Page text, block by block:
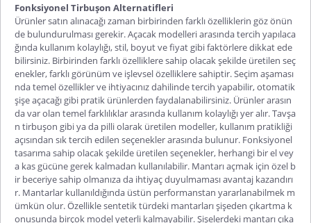
Fonksiyonel Tirbuşon Alternatifleri
Ürünler satın alınacağı zaman birbirinden farklı özelliklerin göz önün
de bulundurulması gerekir.Açacak modelleriarasında tercih yapılaca
ğında kullanım kolaylığı, stil, boyut ve fiyat gibi faktörlere dikkat ede
bilirsiniz. Birbirinden farklı özelliklere sahip olacak şekilde üretilen seç
enekler, farklı görünüm ve işlevsel özelliklere sahiptir. Seçim aşaması
nda temel özellikler ve ihtiyacınız dahilinde tercih yapabilir,otomatik
şişe açacağı gibi pratik ürünlerden faydalanabilirsiniz. Ürünler arasın
da var olan temel farklılıklar arasında kullanım kolaylığı yer alır. Tavşa
n tirbuşon gibi ya da pilli olarak üretilen modeller, kullanım pratikliği
açısından sık tercih edilen seçenekler arasında bulunur. Fonksiyonel
tasarıma sahip olacak şekilde üretilen seçenekler, herhangi bir el vey
a kas gücüne gerek kalmadan kullanılabilir. Mantarı açmak için özel b
ir beceriye sahip olmanıza da ihtiyaç duyulmaması avantaj kazandırı
r. Mantarlar kullanıldığında üstün performanstan yararlanabilmek m
ümkün olur. Özellikle sentetik türdeki mantarları şişeden çıkartma k
onusunda birçok model yeterli kalmayabilir. Şişelerdeki mantarı çıka